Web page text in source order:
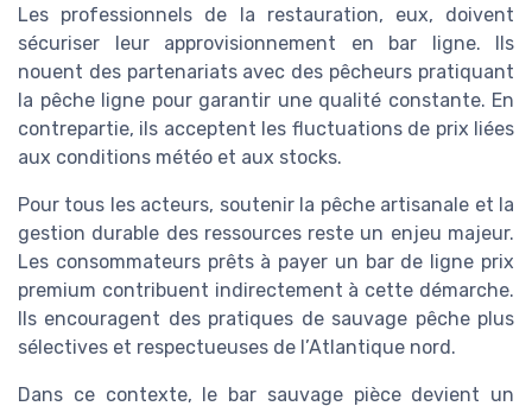
Les professionnels de la restauration, eux, doivent
sécuriser leur approvisionnement en bar ligne. Ils
nouent des partenariats avec des pêcheurs pratiquant
la pêche ligne pour garantir une qualité constante. En
contrepartie, ils acceptent les fluctuations de prix liées
aux conditions météo et aux stocks.
Pour tous les acteurs, soutenir la pêche artisanale et la
gestion durable des ressources reste un enjeu majeur.
Les consommateurs prêts à payer un bar de ligne prix
premium contribuent indirectement à cette démarche.
Ils encouragent des pratiques de sauvage pêche plus
sélectives et respectueuses de l’Atlantique nord.
Dans ce contexte, le bar sauvage pièce devient un